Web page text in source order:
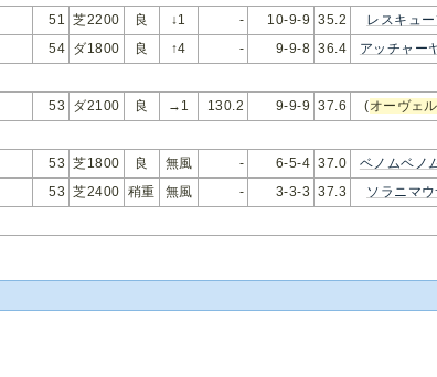
51 芝2200 良 ↓1 - 10-9-9 35.2
レスキュ
54 ダ1800 良 ↑4 - 9-9-8 36.4
アッチャー
53 ダ2100 良 →1 130.2 9-9-9 37.6 (オーヴェ
53 芝1800 良 無風 - 6-5-4 37.0
ベノムベノ
53 芝2400 稍重 無風 - 3-3-3 37.3
ソラニマ